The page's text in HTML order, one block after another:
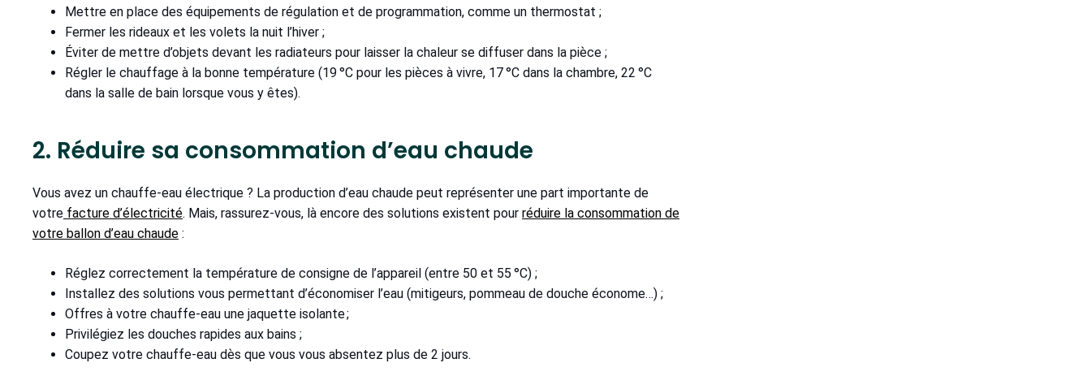
Mettre en place des équipements de régulation et de programmation, comme un thermostat ;
Fermer les rideaux et les volets la nuit l’hiver ;
Éviter de mettre d’objets devant les radiateurs pour laisser la chaleur se diffuser dans la pièce ;
Régler le chauffage à la bonne température (19 °C pour les pièces à vivre, 17 °C dans la chambre, 22 °C
dans la salle de bain lorsque vous y êtes).
2. Réduire sa consommation d’eau chaude
Vous avez un chauffe-eau électrique ? La production d’eau chaude peut représenter une part importante de
votre facture d’électricité. Mais, rassurez-vous, là encore des solutions existent pour réduire la consommation de
votre ballon d’eau chaude :
Réglez correctement la température de consigne de l’appareil (entre 50 et 55 °C) ;
Installez des solutions vous permettant d’économiser l’eau (mitigeurs, pommeau de douche économe…) ;
Offres à votre chauffe-eau une jaquette isolante ;
Privilégiez les douches rapides aux bains ;
Coupez votre chauffe-eau dès que vous vous absentez plus de 2 jours.